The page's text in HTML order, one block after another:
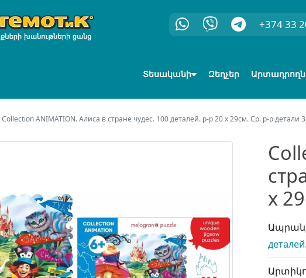
+374 33
Տեսականի Զեղչեր
Collection ANIMATION. Алиса в стране чудес. 100 деталей. р-р 20 х 29см. Ср. р-р детали
х